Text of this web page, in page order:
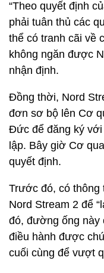
“Theo quyết định
phải tuân thủ các
thể có tranh cãi về
không ngăn được
nhận định.
Đồng thời, Nord
đơn sơ bộ lên Cơ
Đức để đăng ký
lập. Bây giờ Cơ
quyết định.
Trước đó, có thông
Nord Stream 2 để
đó, đường ống này
điều hành được
cuối cùng để vượt